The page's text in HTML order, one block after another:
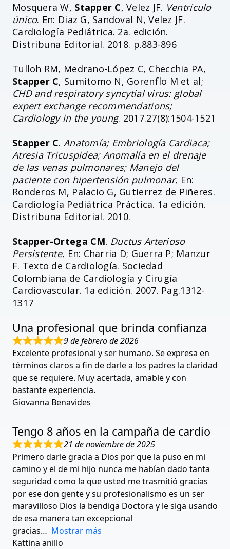
Mosquera W, Stapper C, Velez JF. Ventrículo
único. En: Diaz G, Sandoval N, Velez JF.
Cardiología Pediátrica. 2a. edición.
Distribuna Editorial. 2018. p.883-896
Tulloh RM, Medrano-López C, Checchia PA,
Stapper C, Sumitomo N, Gorenflo M et al;
CHD and respiratory syncytial virus: global
expert exchange recommendations;
Cardiology in the young. 2017.27(8):1504-1521
Stapper C. Anatomía; Embriología Cardiaca;
Atresia Tricuspidea; Anomalía en el drenaje
de las venas pulmonares; Manejo del
paciente con hipertensión pulmonar. En:
Ronderos M, Palacio G, Gutierrez de Piñeres.
Cardiología Pediátrica Práctica. 1a edición.
Distribuna Editorial. 2010.
Stapper-Ortega CM. Ductus Arterioso
Persistente. En: Charria D; Guerra P; Manzur
F. Texto de Cardiología. Sociedad
Colombiana de Cardiología y Cirugía
Cardiovascular. 1a edición. 2007. Pag.1312-
1317
Una profesional que brinda confianza
9 de febrero de 2026
Excelente profesional y ser humano. Se expresa en
términos claros a fin de darle a los padres la claridad
que se requiere. Muy acertada, amable y con
bastante experiencia.
Giovanna Benavides
Tengo 8 años en la campaña de cardio
21 de noviembre de 2025
Primero darle gracia a Dios por que la puso en mi
camino y el de mi hijo nunca me habían dado tanta
seguridad como la que usted me trasmitió gracias
por ese don gente y su profesionalismo es un ser
maravilloso Dios la bendiga Doctora y le siga usando
de esa manera tan excepcional
gracias
Mostrar más
Kattina anillo